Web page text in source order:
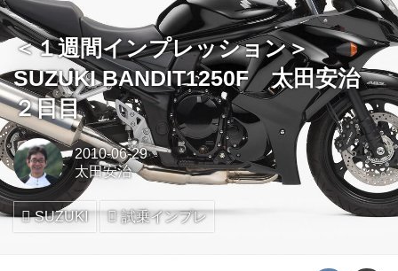
＜１週間インプレッション＞
SUZUKI BANDIT1250F 太田安治
２日目
2010-06-29
太田安治
SUZUKI 試乗インプレ